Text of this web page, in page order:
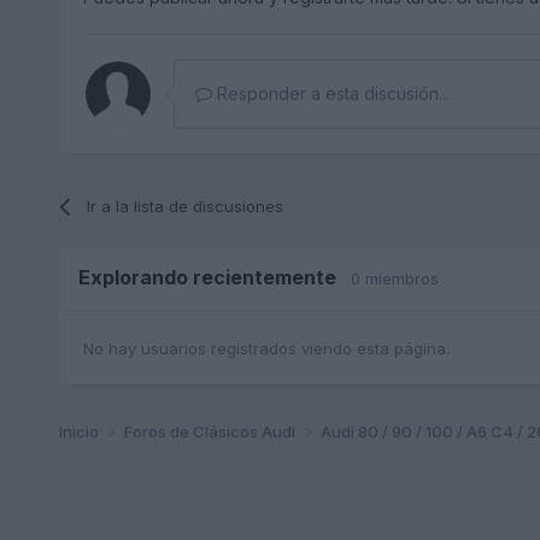
Responder a esta discusión...
Ir a la lista de discusiones
Explorando recientemente 0 miembros
No hay usuarios registrados viendo esta página.
Inicio Foros de Clásicos Audi Audi 80 / 90 / 100 / A6 C4 /